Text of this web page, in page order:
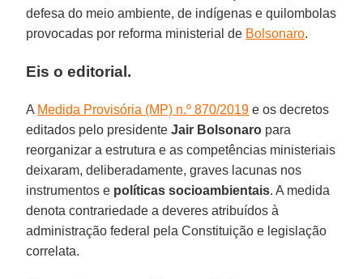
defesa do meio ambiente, de indígenas e quilombolas
provocadas por reforma ministerial de Bolsonaro.
Eis o editorial.
A Medida Provisória (MP) n.º 870/2019 e os decretos
editados pelo presidenteJair Bolsonaro para
reorganizar a estrutura e as competências ministeriais
deixaram, deliberadamente, graves lacunas nos
instrumentos e políticas socioambientais. A medida
denota contrariedade a deveres atribuídos à
administração federal pela Constituição e legislação
correlata.